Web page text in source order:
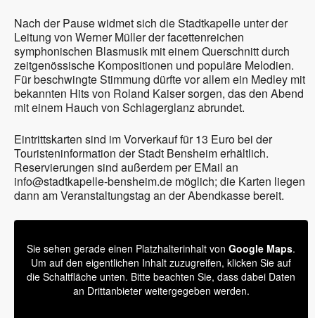
Nach der Pause widmet sich die Stadtkapelle unter der
Leitung von Werner Müller der facettenreichen
symphonischen Blasmusik mit einem Querschnitt durch
zeitgenössische Kompositionen und populäre Melodien.
Für beschwingte Stimmung dürfte vor allem ein Medley mit
bekannten Hits von Roland Kaiser sorgen, das den Abend
mit einem Hauch von Schlagerglanz abrundet.
Eintrittskarten sind im Vorverkauf für 13 Euro bei der
Touristeninformation der Stadt Bensheim erhältlich.
Reservierungen sind außerdem per EMail an
info@stadtkapelle-bensheim.de möglich; die Karten liegen
dann am Veranstaltungstag an der Abendkasse bereit.
Sie sehen gerade einen Platzhalterinhalt von Google Maps.
Um auf den eigentlichen Inhalt zuzugreifen, klicken Sie auf
die Schaltfläche unten. Bitte beachten Sie, dass dabei Daten
an Drittanbieter weitergegeben werden.